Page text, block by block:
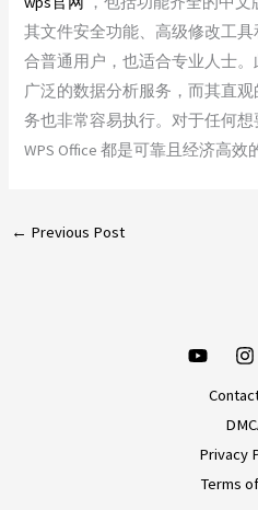
其文件安全功能、高级修改工
合普通用户，也适合专业人士。
广泛的数据分析服务，而其直
务也非常容易执行。对于任何
WPS Office 都是可靠且经济高效
← Previous Post
Privacy
Terms